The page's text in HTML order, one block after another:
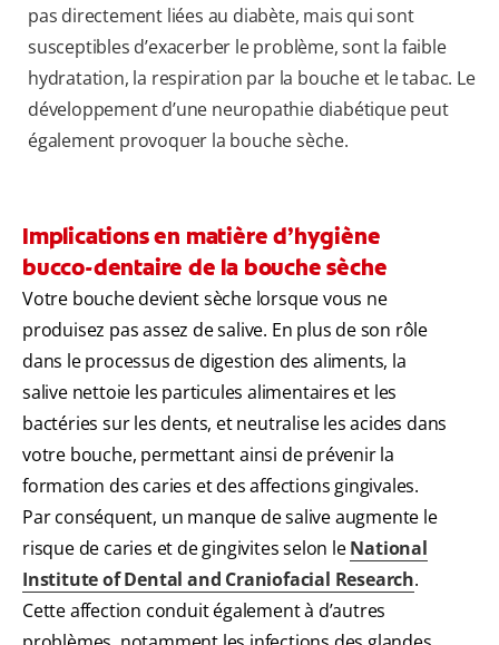
pas directement liées au diabète, mais qui sont
susceptibles d’exacerber le problème, sont la faible
hydratation, la respiration par la bouche et le tabac. Le
développement d’une neuropathie diabétique peut
également provoquer la bouche sèche.
Implications en matière d’hygiène
bucco-dentaire de la bouche sèche
Votre bouche devient sèche lorsque vous ne
produisez pas assez de salive. En plus de son rôle
dans le processus de digestion des aliments, la
salive nettoie les particules alimentaires et les
bactéries sur les dents, et neutralise les acides dans
votre bouche, permettant ainsi de prévenir la
formation des caries et des affections gingivales.
Par conséquent, un manque de salive augmente le
risque de caries et de gingivites selon leNational
Institute of Dental and Craniofacial Research.
Cette affection conduit également à d’autres